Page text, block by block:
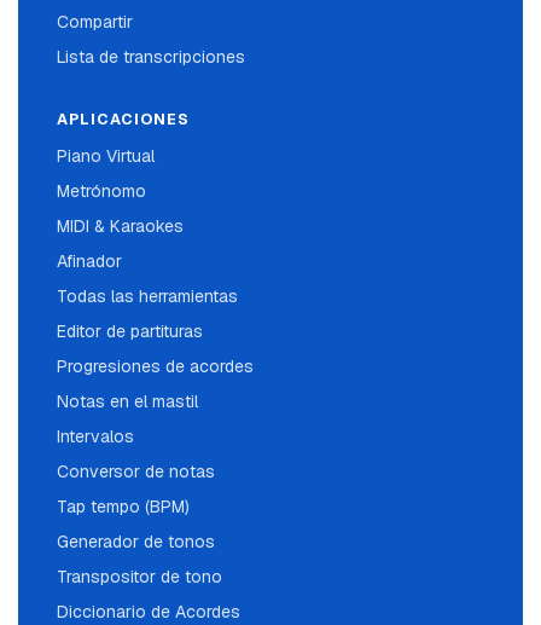
Compartir
Lista de transcripciones
APLICACIONES
Piano Virtual
Metrónomo
MIDI & Karaokes
Afinador
Todas las herramientas
Editor de partituras
Progresiones de acordes
Notas en el mastil
Intervalos
Conversor de notas
Tap tempo (BPM)
Generador de tonos
Transpositor de tono
Diccionario de Acordes